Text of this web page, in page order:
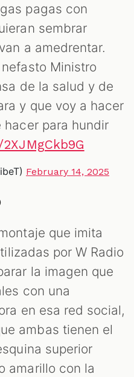
pagas con
sembrar
a amedrentar.
Ministro
de la salud y de
y que voy a hacer
para hundir
February 14, 2025
que imita
por W Radio
la imagen que
con una
en esa red social,
ambas tienen el
superior
amarillo con la